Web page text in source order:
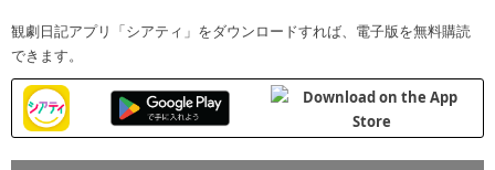
観劇日記アプリ「シアティ」をダウンロードすれば、電子版を無料購読
できます。